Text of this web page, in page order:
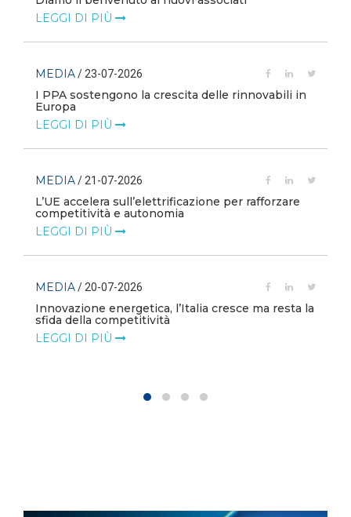
LEGGI DI PIÙ
MEDIA/ 23-07-2026
I PPA sostengono la crescita delle rinnovabili in
Europa
LEGGI DI PIÙ
MEDIA/ 21-07-2026
L’UE accelera sull’elettrificazione per rafforzare
competitività e autonomia
LEGGI DI PIÙ
MEDIA/ 20-07-2026
Innovazione energetica, l’Italia cresce ma resta la
sfida della competitività
LEGGI DI PIÙ